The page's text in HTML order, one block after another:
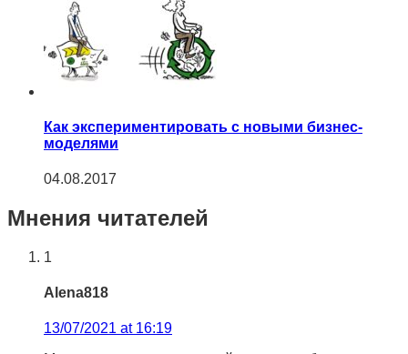
Как экспериментировать с новыми бизнес-
моделями
04.08.2017
Мнения читателей
1
Alena818
13/07/2021 at 16:19